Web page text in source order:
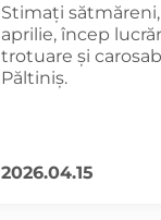
Stimați
aprilie, încep
trotuare și
Păltiniș.
2026.04.15